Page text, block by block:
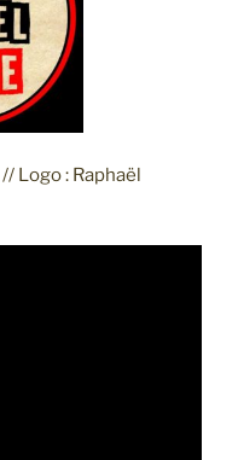
// Logo : Raphaël